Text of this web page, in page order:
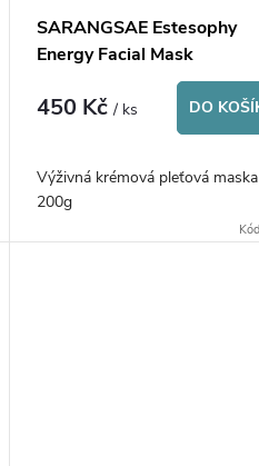
SARANGSAE Estesophy
Energy Facial Mask
450 Kč/ ks DO
Výživná krémová pleťová
200g